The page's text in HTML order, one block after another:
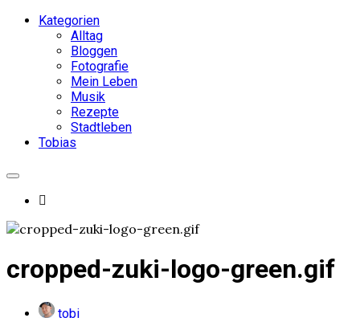
Kategorien
Alltag
Bloggen
Fotografie
Mein Leben
Musik
Rezepte
Stadtleben
Tobias
cropped-zuki-logo-green.gif
tobi